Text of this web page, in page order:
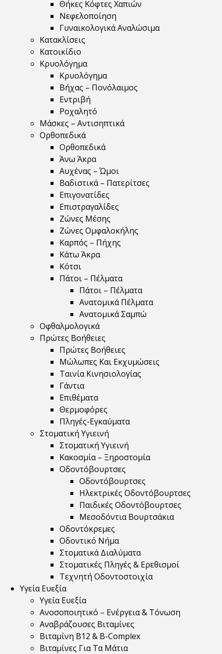
Θήκες Κόφτες Χαπιών
Νεφελοποίηση
Γυναικολογικά Αναλώσιμα
Κατακλίσεις
Κατοικίδιο
Κρυολόγημα
Κρυολόγημα
Βήχας – Πονόλαιμος
Εντριβή
Ροχαλητό
Μάσκες – Αντισηπτικά
Ορθοπεδικά
Ορθοπεδικά
Άνω Άκρα
Αυχένας – Ώμοι
Βαδιστικά – Πατερίτσες
Επιγονατίδες
Επιστραγαλίδες
Ζώνες Μέσης
Ζώνες Ομφαλοκήλης
Καρπός – Πήχης
Κάτω Άκρα
Κότσι
Πάτοι – Πέλματα
Πάτοι – Πέλματα
Ανατομικά Πέλματα
Ανατομικά Σαμπώ
Οφθαλμολογικά
Πρώτες Βοήθειες
Πρώτες Βοήθειες
Μώλωπες Και Εκχυμώσεις
Ταινία Κινησιολογίας
Γάντια
Επιθέματα
Θερμοφόρες
Πληγές-Εγκαύματα
Στοματική Υγιεινή
Στοματική Υγιεινή
Κακοσμία – Ξηροστομία
Οδοντόβουρτσες
Οδοντόβουρτσες
Ηλεκτρικές Οδοντόβουρτσες
Παιδικές Οδοντόβουρτσες
Μεσοδόντια Βουρτσάκια
Οδοντόκρεμες
Οδοντικό Νήμα
Στοματικά Διαλύματα
Στοματικές Πληγές & Ερεθισμοί
Τεχνητή Οδοντοστοιχία
Υγεία Ευεξία
Υγεία Ευεξία
Ανοσοποιητικό – Ενέργεια & Τόνωση
Αναβράζουσες Βιταμίνες
Βιταμίνη B12 & Β-Complex
Βιταμίνες Για Τα Μάτια